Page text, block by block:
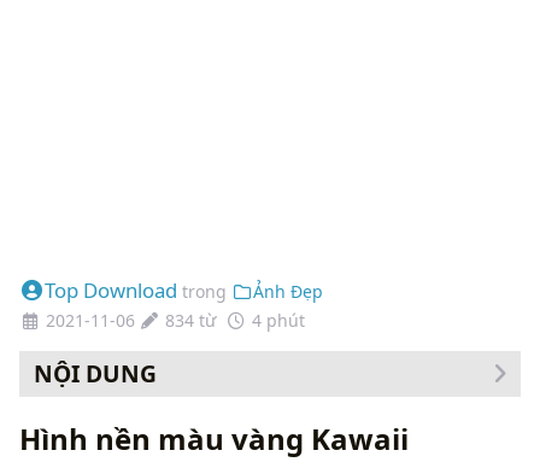
Top Download trong
Ảnh Đẹp
2021-11-06
834 từ 4 phút
NỘI DUNG
Hình nền màu vàng Kawaii